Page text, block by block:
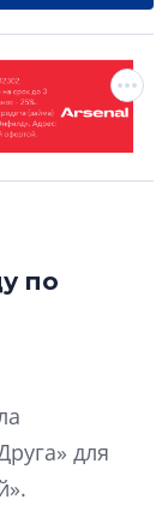
по
для